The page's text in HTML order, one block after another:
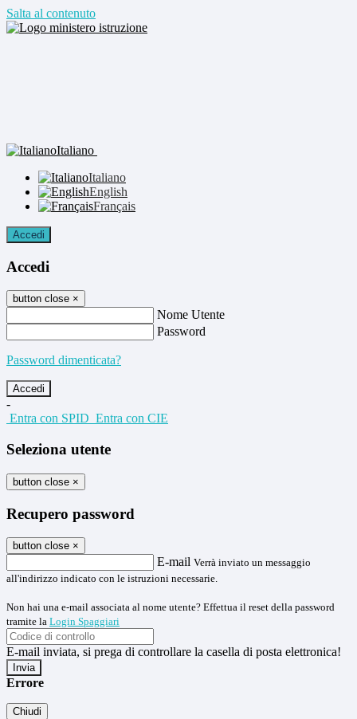
Salta al contenuto
Italiano
Italiano
English
Français
Accedi
Accedi
button close ×
Nome Utente
Password
Password dimenticata?
-
Entra con SPID Entra con CIE
Seleziona utente
button close ×
Recupero password
button close ×
E-mail Verrà inviato un messaggio
all'indirizzo indicato con le istruzioni necessarie.
Non hai una e-mail associata al nome utente? Effettua il reset della password
tramite la Login Spaggiari
E-mail inviata, si prega di controllare la casella di posta elettronica!
Errore
Chiudi